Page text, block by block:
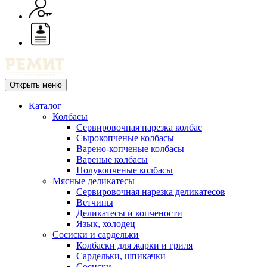
Открыть меню
Каталог
Колбасы
Сервировочная нарезка колбас
Сырокопченые колбасы
Варено-копченые колбасы
Вареные колбасы
Полукопченые колбасы
Мясные деликатесы
Сервировочная нарезка деликатесов
Ветчины
Деликатесы и копчености
Язык, холодец
Сосиски и сардельки
Колбаски для жарки и гриля
Сардельки, шпикачки